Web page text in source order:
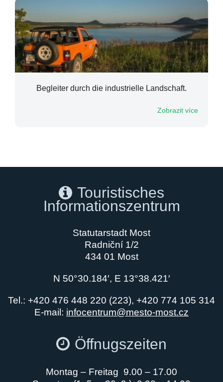
Begleiter durch die industrielle Landschaft.
Zobrazit více
Touristisches
Informationszentrum
Statutarstadt Most
Radniční 1/2
434 01 Most
N 50°30.184′, E 13°38.421′
Tel.: +420 476 448 220 (223), +420 774 105 314
E-mail: infocentrum@mesto-most.cz
Öffnugszeiten
Montag – Freitag 9.00 – 17.00